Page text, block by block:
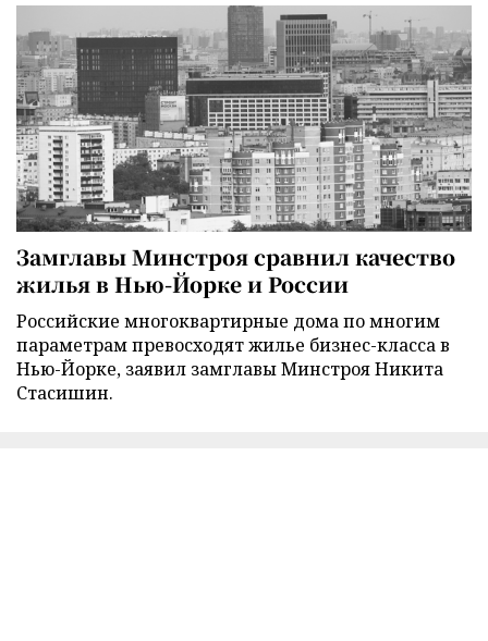
Замглавы Минстроя сравнил качество
жилья в Нью-Йорке и России
Российские многоквартирные дома по многим
параметрам превосходят жилье бизнес-класса в
Нью-Йорке, заявил замглавы Минстроя Никита
Стасишин.